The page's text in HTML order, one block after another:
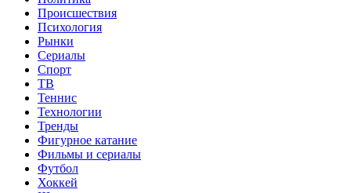
Происшествия
Психология
Рынки
Сериалы
Спорт
ТВ
Теннис
Технологии
Тренды
Фигурное катание
Фильмы и сериалы
Футбол
Хоккей